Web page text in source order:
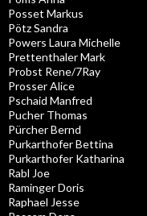
Posset Markus
Pötz Sandra
Powers Laura Michelle
Prettenthaler Mark
Probst Rene/7Ray
Prosser Alice
Pschaid Manfred
Pucher Thomas
Pürcher Bernd
Purkarthofer Bettina
Purkarthofer Katharina
Rabl Joe
Raminger Doris
Raphael Jesse